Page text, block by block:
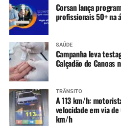
Paranhana (Taquara) –
declínio.
Uruguai (São Borja a
estabilidade entre São
elevação em Uruguaiana.
níveis ainda em
Ibicuí (Manoel Viana) –
declínio, com níveis
Corsan lança
profissionais 50+ na
SAÚDE
Campanha leva
Calçadão de Canoas
TRÂNSITO
A 113 km/h:
velocidade em via
km/h